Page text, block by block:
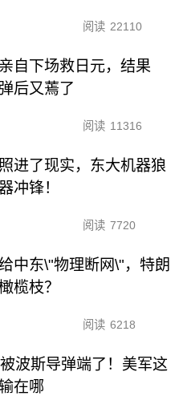
阅读 22110
自下场救日元，结果
后又蔫了
阅读 11316
进了现实，东大机器狼
冲锋！
阅读 7720
中东\"物理断网\"，特朗
榄枝？
阅读 6218
波斯导弹端了！美军这
在哪